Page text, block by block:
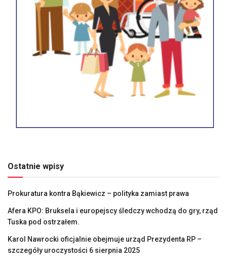
Ostatnie wpisy
Prokuratura kontra Bąkiewicz – polityka zamiast prawa
Afera KPO: Bruksela i europejscy śledczy wchodzą do gry, rząd
Tuska pod ostrzałem.
Karol Nawrocki oficjalnie obejmuje urząd Prezydenta RP –
szczegóły uroczystości 6 sierpnia 2025